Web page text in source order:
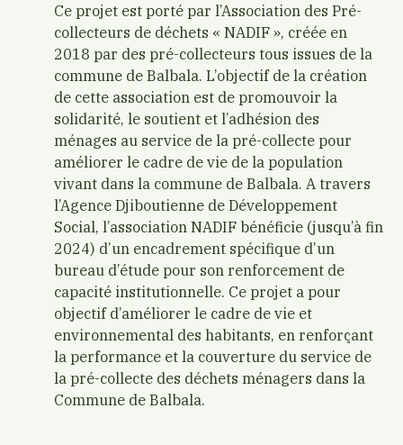
Ce projet est porté par l’Association des Pré-
collecteurs de déchets « NADIF », créée en
2018 par des pré-collecteurs tous issues de la
commune de Balbala. L’objectif de la création
de cette association est de promouvoir la
solidarité, le soutient et l’adhésion des
ménages au service de la pré-collecte pour
améliorer le cadre de vie de la population
vivant dans la commune de Balbala. A travers
l’Agence Djiboutienne de Développement
Social, l’association NADIF bénéficie (jusqu’à fin
2024) d’un encadrement spécifique d’un
bureau d’étude pour son renforcement de
capacité institutionnelle. Ce projet a pour
objectif d’améliorer le cadre de vie et
environnemental des habitants, en renforçant
la performance et la couverture du service de
la pré-collecte des déchets ménagers dans la
Commune de Balbala.